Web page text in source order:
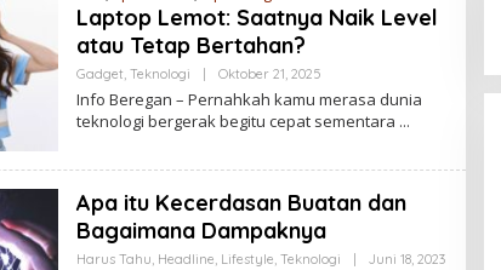
Laptop Lemot: Saatnya Naik Level
atau Tetap Bertahan?
Gadget, Teknologi Oktober 21, 2025
E
H
T
A
S
E
N
Info Beregan – Pernahkah kamu merasa dunia
teknologi bergerak begitu cepat sementara
Apa itu Kecerdasan Buatan dan
Bagaimana Dampaknya
Harus Tahu, Headline, Lifestyle, Teknologi Juni 18, 2023O
Palembang Raih UHC Awards 2026,
Bukti Komitmen Pelayanan
Kesehatan Merata